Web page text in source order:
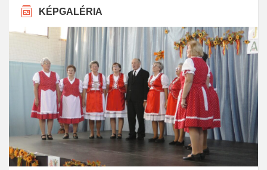
KÉPGALÉRIA